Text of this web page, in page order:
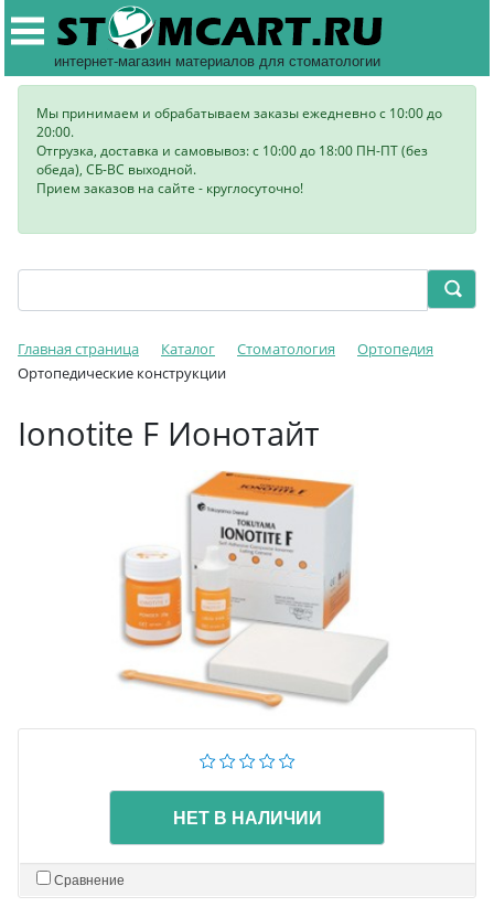
интернет-магазин материалов для стоматологии
Мы принимаем и обрабатываем заказы ежедневно с 10:00 до
20:00.
Отгрузка, доставка и самовывоз: с 10:00 до 18:00 ПН-ПТ (без
обеда), СБ-ВС выходной.
Прием заказов на сайте - круглосуточно!
Главная страница Каталог Стоматология
Ортопедия
Ортопедические конструкции
Ionotite F Ионотайт
НЕТ В НАЛИЧИИ
Сравнение